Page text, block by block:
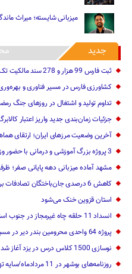
میزبانی شایسته؛ میراث
جدید
ثبت فارس 99 هزار و 278 سند مالکیت تک‌برگ صادر کرد
کشاورزی فارس در مسیر فناوری و
تداوم تولید و اشتغال در روزهای جنگ
جزئیات زمان‌بندی جدید واریز اعتبار
آخرین وضعیت مرزهای ایران؛ ارتقای
3 پروژه بزرگ آموزشی و درمانی با حضور وزیر بهداشت در فارس افتتاح شد
مشهد آماده میزبانی دهه پایانی صفر؛ ظرفیت اسکان
کاهش 6 درصدی جان‌باختگان تصادفات برون شهری خراسان شمالی
استان قزوین خنک‌ می‌شود
انسداد 11 حلقه چاه غیرمجاز در جنوب استان بوشهر
پروژه 64 واحدی محرومین بندر دیر در مسیر تکمیل قرار گرفت
نوسازی 1500 کلاس درس در یزد آغاز شد
روزنامه‌های بوشهر در 11 مردادماه/سایه تهدیدسازمان‌یافته برسرمایه‌گذاری